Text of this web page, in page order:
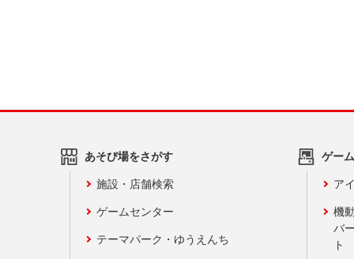
あそび場をさがす
施設・店舗検索
ゲームセンター
テーマパーク・ゆうえんち
ゲー
ア
機
バ
ト